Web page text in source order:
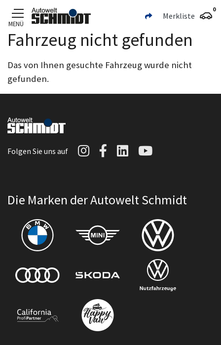
Zum Hauptinhalt
MENÜ
Merkliste
0
Fahrzeug nicht gefunden
Das von Ihnen gesuchte Fahrzeug wurde nicht
gefunden.
Folgen Sie uns auf Autowelt Schmidt auf
Autowelt Schmidt
AutoweltAutowelt
Die Marken der Autowelt Schmidt